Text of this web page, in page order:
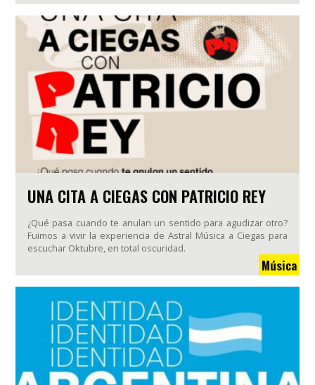
UNA CITA A CIEGAS CON PATRICIO REY
¿Qué pasa cuando te anulan un sentido para agudizar otro?
Fuimos a vivir la experiencia de Astral Música a Ciegas para
escuchar Oktubre, en total oscuridad.
Música